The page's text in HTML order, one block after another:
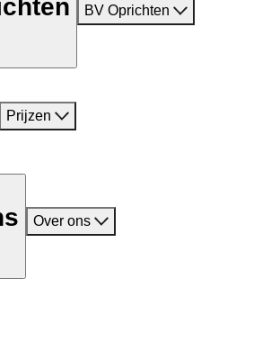
BV Oprichten
Prijzen
Over ons